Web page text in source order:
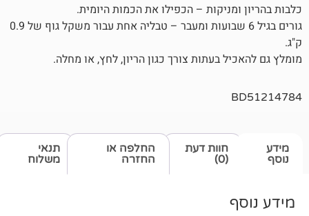
– הכפילו את הכמות היומית.
גורים בגיל 6 שבועות ומעבר – טבליה אחת עבור משקל גוף של 0.9
בעתות צורך כגון הריון, לחץ, או מחלה.
תנאי
משלוח
חוות דעת
החלפה או
החזרה